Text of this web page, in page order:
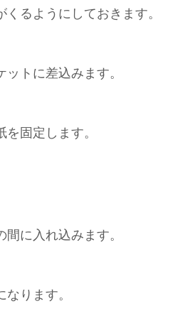
るようにしておきます。
トに差込みます。
固定します。
に入れ込みます。
ります。